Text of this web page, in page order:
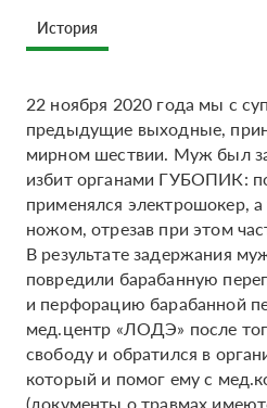
История
22 ноября 2020 года мы с
предыдущие выходные,
мирном шествии. Муж был
избит органами ГУБОПИК:
применялся электрошокер,
ножом, отрезав при этом
В результате задержания
повредили барабанную
и перфорацию барабанной
мед.центр «ЛОДЭ» после
свободу и обратился в
который и помог ему с